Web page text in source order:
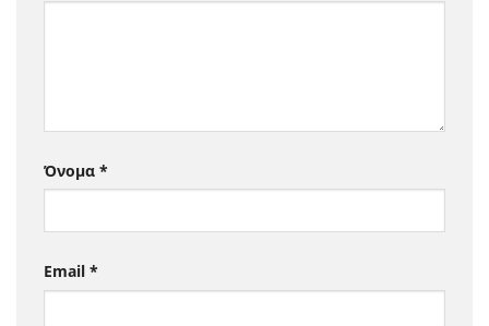
Όνομα *
Email *